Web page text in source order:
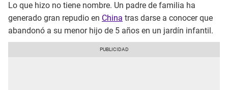
Lo que hizo no tiene nombre. Un padre de familia ha
generado gran repudio en China tras darse a conocer que
abandonó a su menor hijo de 5 años en un jardín infantil.